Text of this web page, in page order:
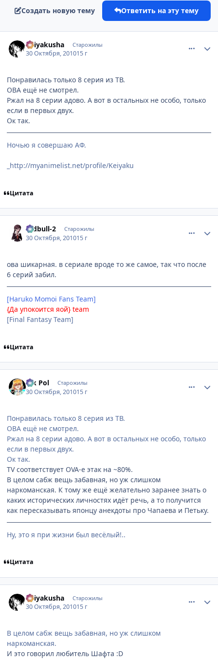
Создать новую тему Ответить на эту тему
Keiyakusha Старожилы
30 Октября, 201015 г
Понравилась только 8 серия из ТВ.
ОВА ещё не смотрел.
Ржал на 8 серии адово. А вот в остальных не особо, только
если в первых двух.
Ок так.
Ночью я совершаю АФ.
_http://myanimelist.net/profile/Keiyaku
Цитата
redbull-2 Старожилы
30 Октября, 201015 г
ова шикарная. в сериале вроде то же самое, так что после
6 серий забил.
[Haruko Momoi Fans Team]
{Да упокоится яой} team
[Final Fantasy Team]
Цитата
Vik Pol Старожилы
30 Октября, 201015 г
Понравилась только 8 серия из ТВ.
ОВА ещё не смотрел.
Ржал на 8 серии адово. А вот в остальных не особо, только
если в первых двух.
Ок так.
TV соответствует OVA-е этак на ~80%.
В целом сабж вещь забавная, но уж слишком
наркоманская. К тому же ещё желательно заранее знать о
каких исторических личностях идёт речь, а то получится
как пересказывать японцу анекдоты про Чапаева и Петьку.
Ну, это я при жизни был весёлый!..
Цитата
Keiyakusha Старожилы
30 Октября, 201015 г
В целом сабж вещь забавная, но уж слишком
наркоманская.
И это говорил любитель Шафта :D